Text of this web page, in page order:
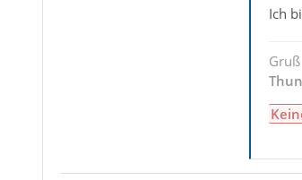
Ich
Gruß